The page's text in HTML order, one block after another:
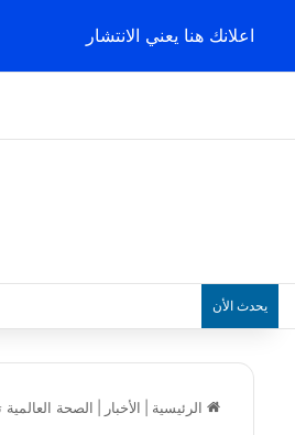
اعلانك هنا يعني الانتشار
يحدث الأن
الرئيسية الأخبار الصحة العالمية تقدم